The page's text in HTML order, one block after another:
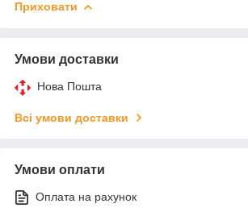
Приховати
Умови доставки
Нова Пошта
Всі умови доставки
Умови оплати
Оплата на рахунок